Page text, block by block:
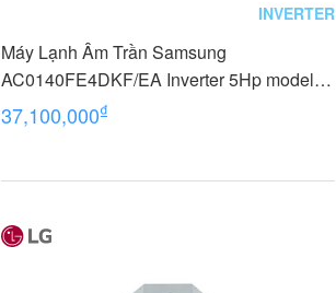
INVERTER
Máy Lạnh Âm Trần Samsung
AC0140FE4DKF/EA Inverter 5Hp model
2026
37,100,000₫